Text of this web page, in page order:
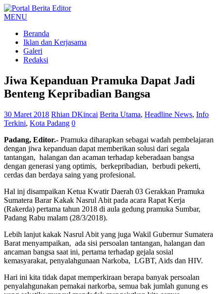
MENU
Beranda
Iklan dan Kerjasama
Galeri
Redaksi
Jiwa Kepanduan Pramuka Dapat Jadi
Benteng Kepribadian Bangsa
30 Maret 2018 Rhian DKincai Berita Utama, Headline News, Info
Terkini, Kota Padang 0
Padang, Editor.- Pramuka diharapkan sebagai wadah pembelajaran
dengan jiwa kepanduan dapat memberikan solusi dari segala
tantangan, halangan dan acaman terhadap keberadaan bangsa
dengan generasi yang optimis, berkepribadian, berbudi pekerti,
cerdas dan berdaya saing yang profesional.
Hal inj disampaikan Ketua Kwatir Daerah 03 Gerakkan Pramuka
Sumatera Barar Kakak Nasrul Abit pada acara Rapat Kerja
(Rakerda) pertama tahun 2018 di aula gedung pramuka Sumbar,
Padang Rabu malam (28/3/2018).
Lebih lanjut kakak Nasrul Abit yang juga Wakil Gubernur Sumatera
Barat menyampaikan, ada sisi persoalan tantangan, halangan dan
ancaman bangsa saat ini, pertama terhadap gejala sosial
kemasyarakat, penyalahgunaan Narkoba, LGBT, Aids dan HIV.
Hari ini kita tidak dapat memperkiraan berapa banyak persoalan
penyalahgunakan pemakai narkorba, semua bak jumlah gunung es